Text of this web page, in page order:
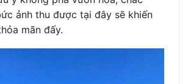
ảnh thu được tại đây sẽ khiến
mãn đấy.